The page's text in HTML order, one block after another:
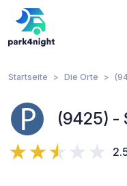
Startseite Die Orte
(9425) -